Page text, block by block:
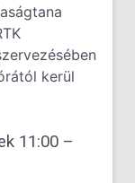
kerül
11:00 –